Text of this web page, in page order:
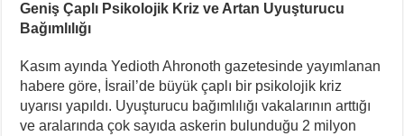
Geniş Çaplı Psikolojik Kriz ve Artan Uyuşturucu
Bağımlılığı
Kasım ayında Yedioth Ahronoth gazetesinde yayımlanan
habere göre, İsrail’de büyük çaplı bir psikolojik kriz
uyarısı yapıldı. Uyuşturucu bağımlılığı vakalarının arttığı
ve aralarında çok sayıda askerin bulunduğu 2 milyon